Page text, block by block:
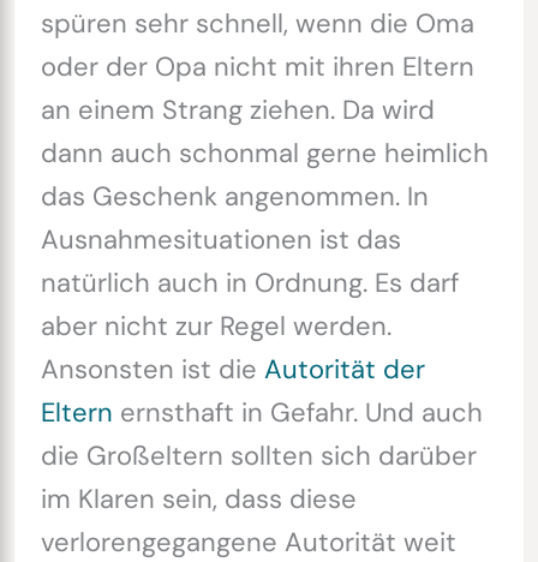
spüren sehr schnell, wenn die Oma
oder der Opa nicht mit ihren Eltern
an einem Strang ziehen. Da wird
dann auch schonmal gerne heimlich
das Geschenk angenommen. In
Ausnahmesituationen ist das
natürlich auch in Ordnung. Es darf
aber nicht zur Regel werden.
Ansonsten ist die Autorität der
Eltern ernsthaft in Gefahr. Und auch
die Großeltern sollten sich darüber
im Klaren sein, dass diese
verlorengegangene Autorität weit